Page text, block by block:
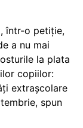
într-o petiție,
a nu mai
la plata
copiilor:
extrașcolare
spun